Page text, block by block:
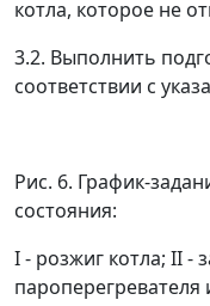
котла, которое не
3.2. Выполнить
соответствии с
Рис. 6. График-
состояния:
I - розжиг котла; II -